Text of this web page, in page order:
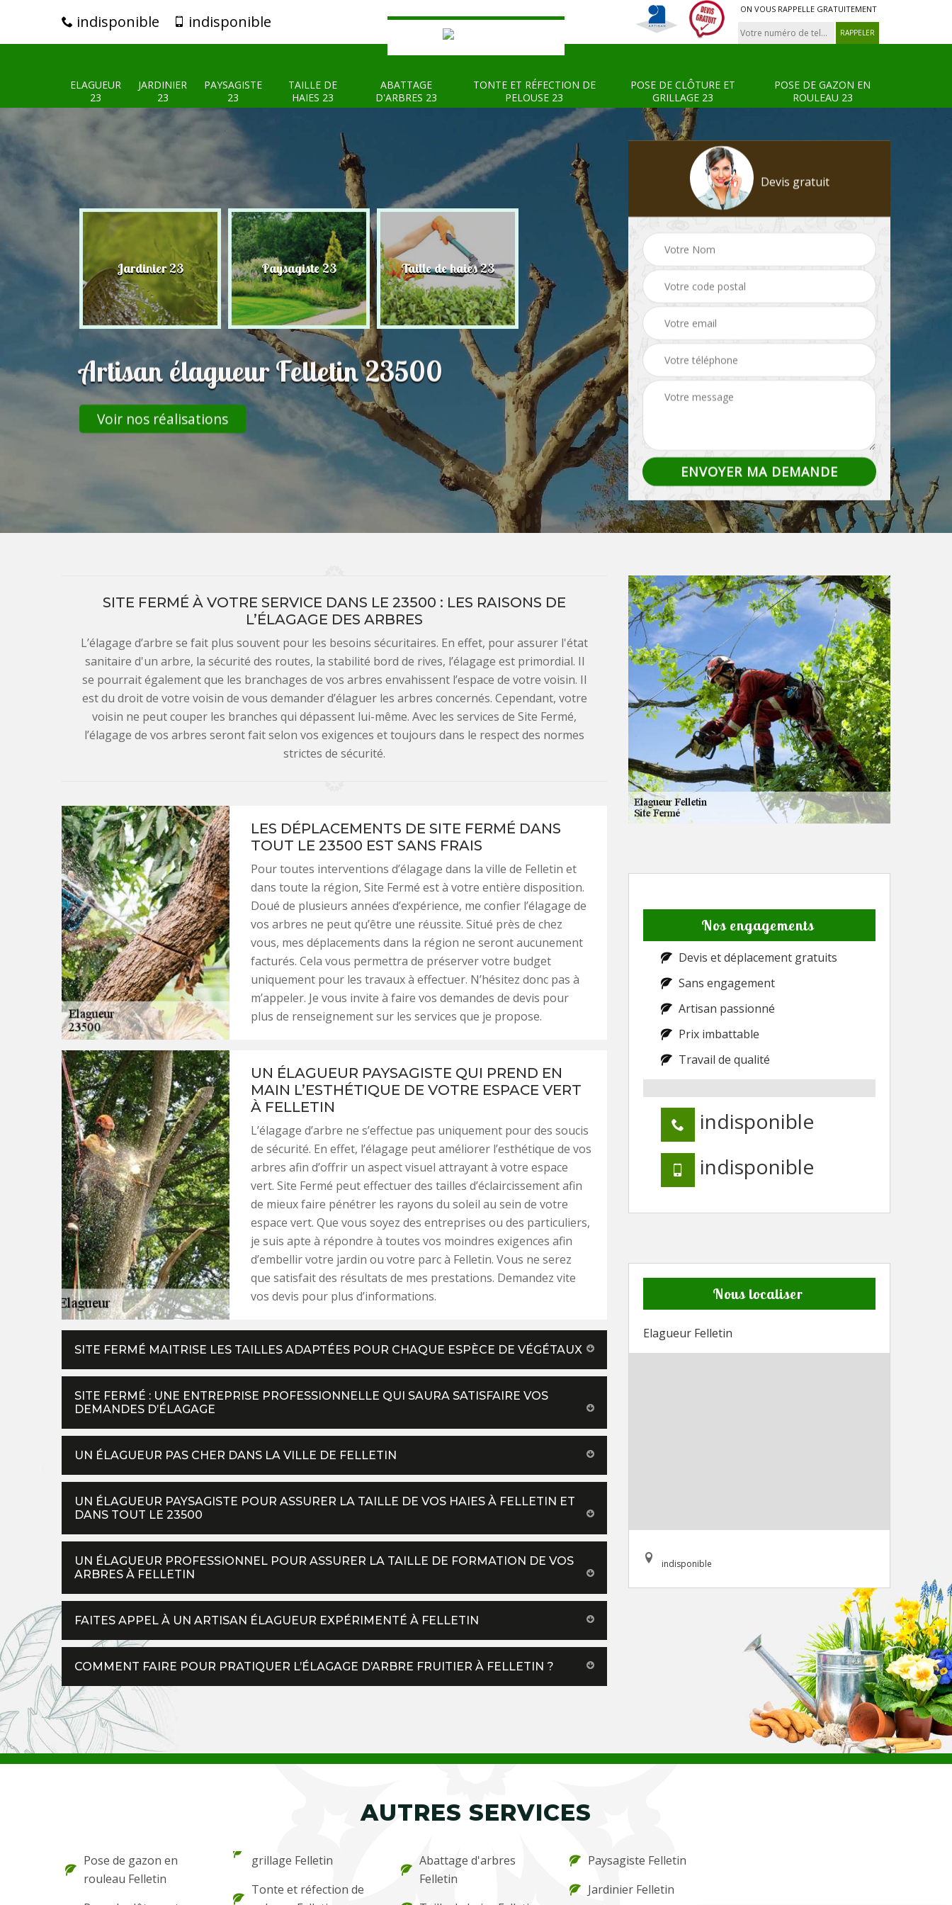
indisponible indisponible
ON VOUS RAPPELLE GRATUITEMENT
ELAGUEUR
23
JARDINIER
23
PAYSAGISTE
23
TAILLE DE
HAIES 23
ABATTAGE
D'ARBRES 23
TONTE ET RÉFECTION DE
PELOUSE 23
POSE DE CLÔTURE ET
GRILLAGE 23
POSE DE GAZON EN
ROULEAU 23
Jardinier 23 Paysagiste 23 Taille de haies 23 Abattage d'arbres 23 pelouse 23
Pose de clôture et
grillage 23
Artisan élagueur Felletin 23500
Voir nos réalisations
Devis gratuit
SITE FERMÉ À VOTRE SERVICE DANS LE 23500 : LES RAISONS DE
L’ÉLAGAGE DES ARBRES
L’élagage d’arbre se fait plus souvent pour les besoins sécuritaires. En effet, pour assurer l'état
sanitaire d'un arbre, la sécurité des routes, la stabilité bord de rives, l’élagage est primordial. Il
se pourrait également que les branchages de vos arbres envahissent l’espace de votre voisin. Il
est du droit de votre voisin de vous demander d’élaguer les arbres concernés. Cependant, votre
voisin ne peut couper les branches qui dépassent lui-même. Avec les services de Site Fermé,
l’élagage de vos arbres seront fait selon vos exigences et toujours dans le respect des normes
strictes de sécurité.
LES DÉPLACEMENTS DE SITE FERMÉ DANS
TOUT LE 23500 EST SANS FRAIS
Pour toutes interventions d’élagage dans la ville de Felletin et
dans toute la région, Site Fermé est à votre entière disposition.
Doué de plusieurs années d’expérience, me confier l’élagage de
vos arbres ne peut qu’être une réussite. Situé près de chez
vous, mes déplacements dans la région ne seront aucunement
facturés. Cela vous permettra de préserver votre budget
uniquement pour les travaux à effectuer. N’hésitez donc pas à
m’appeler. Je vous invite à faire vos demandes de devis pour
plus de renseignement sur les services que je propose.
UN ÉLAGUEUR PAYSAGISTE QUI PREND EN
MAIN L’ESTHÉTIQUE DE VOTRE ESPACE VERT
À FELLETIN
L’élagage d’arbre ne s’effectue pas uniquement pour des soucis
de sécurité. En effet, l’élagage peut améliorer l’esthétique de vos
arbres afin d’offrir un aspect visuel attrayant à votre espace
vert. Site Fermé peut effectuer des tailles d’éclaircissement afin
de mieux faire pénétrer les rayons du soleil au sein de votre
espace vert. Que vous soyez des entreprises ou des particuliers,
je suis apte à répondre à toutes vos moindres exigences afin
d’embellir votre jardin ou votre parc à Felletin. Vous ne serez
que satisfait des résultats de mes prestations. Demandez vite
vos devis pour plus d’informations.
SITE FERMÉ MAITRISE LES TAILLES ADAPTÉES POUR CHAQUE ESPÈCE DE VÉGÉTAUX
SITE FERMÉ : UNE ENTREPRISE PROFESSIONNELLE QUI SAURA SATISFAIRE VOS
DEMANDES D’ÉLAGAGE
UN ÉLAGUEUR PAS CHER DANS LA VILLE DE FELLETIN
UN ÉLAGUEUR PAYSAGISTE POUR ASSURER LA TAILLE DE VOS HAIES À FELLETIN ET
DANS TOUT LE 23500
UN ÉLAGUEUR PROFESSIONNEL POUR ASSURER LA TAILLE DE FORMATION DE VOS
ARBRES À FELLETIN
FAITES APPEL À UN ARTISAN ÉLAGUEUR EXPÉRIMENTÉ À FELLETIN
COMMENT FAIRE POUR PRATIQUER L’ÉLAGAGE D’ARBRE FRUITIER À FELLETIN ?
Nos engagements
Devis et déplacement gratuits
Sans engagement
Artisan passionné
Prix imbattable
Travail de qualité
indisponible
indisponible
Nous localiser
Elagueur Felletin
indisponible
AUTRES SERVICES
Pose de gazon en
rouleau Felletin
grillage Felletin
Tonte et réfection de
Abattage d'arbres
Felletin
Paysagiste Felletin
Jardinier Felletin